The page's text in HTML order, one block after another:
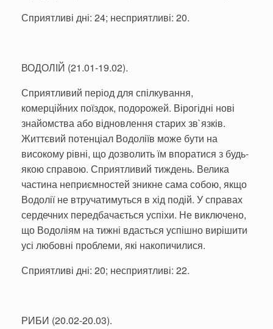
Сприятливі дні: 24; несприятливі: 20.
ВОДОЛІЙ (21.01-19.02).
Сприятливий період для спілкування,
комерційних поїздок, подорожей. Вірогідні нові
знайомства або відновлення старих зв`язків.
Життєвий потенціал Водоліїв може бути на
високому рівні, що дозволить їм впоратися з будь-
якою справою. Сприятливий тиждень. Велика
частина неприємностей зникне сама собою, якщо
Водолії не втручатимуться в хід подій. У справах
сердечних передбачається успіхи. Не виключено,
що Водоліям на тижні вдасться успішно вирішити
усі любовні проблеми, які накопичилися.
Сприятливі дні: 20; несприятливі: 22.
РИБИ (20.02-20.03).